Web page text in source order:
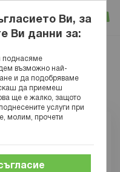
Вход
Ви, за
Ви данни за:
поднасяме
възможно най-
и да подобряваме
да приемеш
ще е жалко, защото
услуги при
молим, прочети